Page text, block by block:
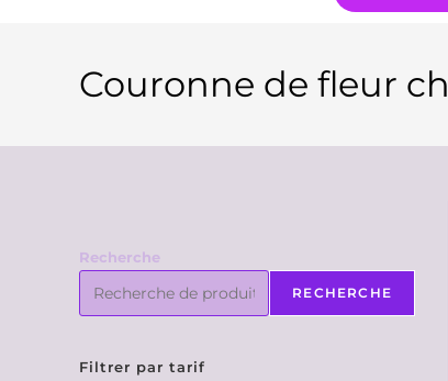
Couronne de fleur
Recherche
RECHERCHE
Filtrer par tarif